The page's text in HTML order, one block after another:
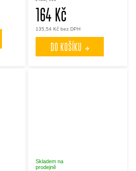
135,54 Kč bez DPH
164 Kč
DO KOŠÍKU
Skladem na
prodejně